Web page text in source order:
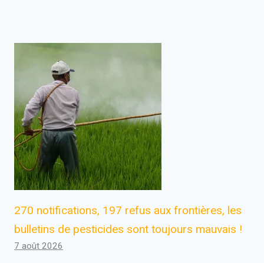
270 notifications, 197 refus aux frontières, les
bulletins de pesticides sont toujours mauvais !
7 août 2026